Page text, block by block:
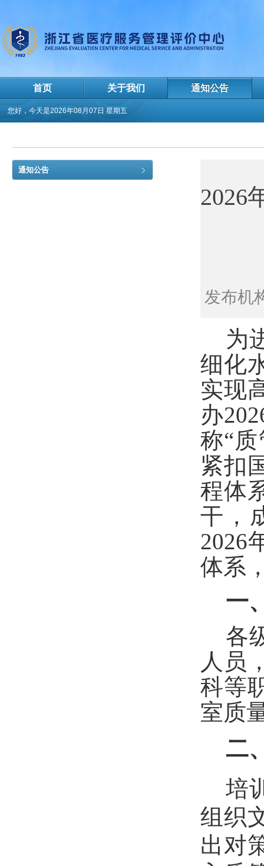
首页 关于我们 通知公告
您好，今天是2026年08月07日 星期五
通知公告
2026
发布机
为
细化
实现
办
称“
紧扣
程体
干，
2026
体系
一
各
人员
科等
室质
二
培
组织
出对